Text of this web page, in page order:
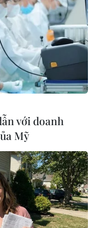
hợp quốc kêu gọi
dứt tấn công dân
trong xung đột
Ukraine
2026 04:29
ra hướng đi mới
điều trị ung thư gan
04:05
với doanh
Mỹ